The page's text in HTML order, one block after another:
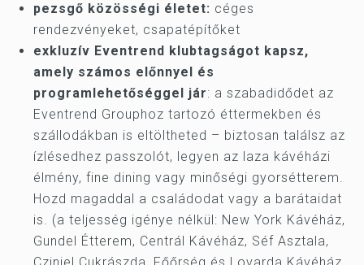
pezsgő közösségi életet: céges
rendezvényeket, csapatépítőket
exkluzív Eventrend klubtagságot kapsz,
amely számos előnnyel és
programlehetőséggel jár: a szabadidődet az
Eventrend Grouphoz tartozó éttermekben és
szállodákban is eltöltheted – biztosan találsz az
ízlésedhez passzolót, legyen az laza kávéházi
élmény, fine dining vagy minőségi gyorsétterem.
Hozd magaddal a családodat vagy a barátaidat
is. (a teljesség igénye nélkül: New York Kávéház,
Gundel Étterem, Centrál Kávéház, Séf Asztala,